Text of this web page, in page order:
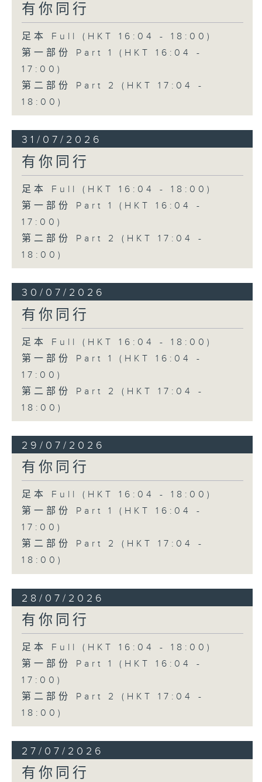
有你同行
足本 Full (HKT 16:04 - 18:00)
第一部份 Part 1 (HKT 16:04 -
17:00)
第二部份 Part 2 (HKT 17:04 -
18:00)
31/07/2026
有你同行
足本 Full (HKT 16:04 - 18:00)
第一部份 Part 1 (HKT 16:04 -
17:00)
第二部份 Part 2 (HKT 17:04 -
18:00)
30/07/2026
有你同行
足本 Full (HKT 16:04 - 18:00)
第一部份 Part 1 (HKT 16:04 -
17:00)
第二部份 Part 2 (HKT 17:04 -
18:00)
29/07/2026
有你同行
足本 Full (HKT 16:04 - 18:00)
第一部份 Part 1 (HKT 16:04 -
17:00)
第二部份 Part 2 (HKT 17:04 -
18:00)
28/07/2026
有你同行
足本 Full (HKT 16:04 - 18:00)
第一部份 Part 1 (HKT 16:04 -
17:00)
第二部份 Part 2 (HKT 17:04 -
18:00)
27/07/2026
有你同行